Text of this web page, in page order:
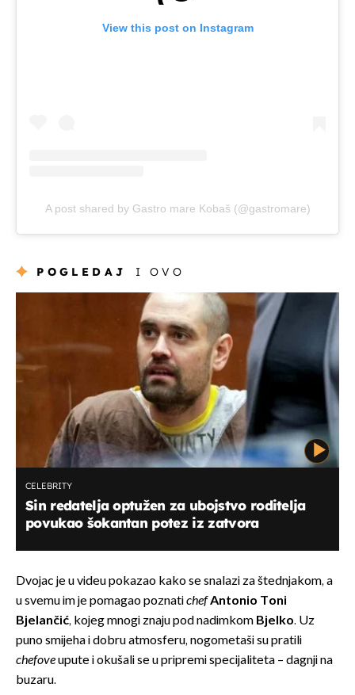
View this post on Instagram
A post shared by Gastro mare Kobaš (@gastromare)
POGLEDAJ I OVO
CELEBRITY
Sin redatelja optužen za ubojstvo roditelja
povukao šokantan potez iz zatvora
Dvojac je u videu pokazao kako se snalazi za štednjakom, a
u svemu im je pomagao poznatichefAntonio Toni
Bjelančić, kojeg mnogi znaju pod nadimkom Bjelko. Uz
puno smijeha i dobru atmosferu, nogometaši su pratili
chefoveupute i okušali se u pripremi specijaliteta – dagnji na
buzaru.